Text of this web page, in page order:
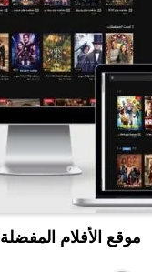
موقع الأفلام المفضلة